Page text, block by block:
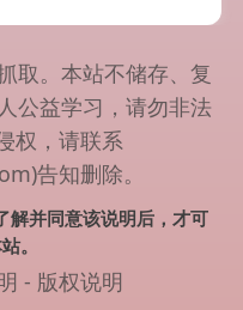
取。本站不储存、复
公益学习，请勿非法
权，请联系
告知删除。
解并同意该说明后，才可
。
- 版权说明